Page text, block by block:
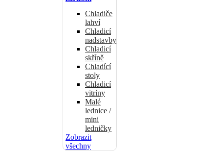
Chladiče
lahví
Chladicí
nadstavby
Chladicí
skříně
Chladící
stoly
Chladicí
vitríny
Malé
lednice /
mini
ledničky
Zobrazit
všechny